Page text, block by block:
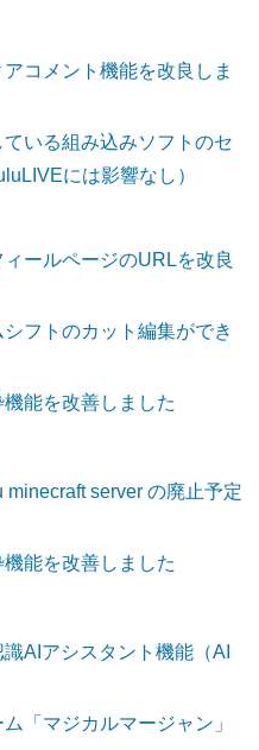
アコメント機能を改良しま
ている組み込みソフトのセ
には影響なし）
ィールページのURLを改良
シフトのカット編集ができ
能を改善しました
minecraft server の廃止予定
能を改善しました
AIアシスタント機能（AI
「マジカルマージャン」